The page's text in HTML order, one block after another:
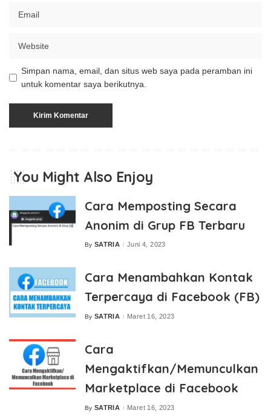
Simpan nama, email, dan situs web saya pada peramban ini
untuk komentar saya berikutnya.
You Might Also Enjoy
Cara Memposting Secara
Anonim di Grup FB Terbaru
Posted
By SATRIA Juni 4, 2023
Cara Menambahkan Kontak
Terpercaya di Facebook (FB)
Posted
By SATRIA Maret 16, 2023
Cara
Mengaktifkan/Memunculkan
Marketplace di Facebook
Posted
By SATRIA Maret 16, 2023